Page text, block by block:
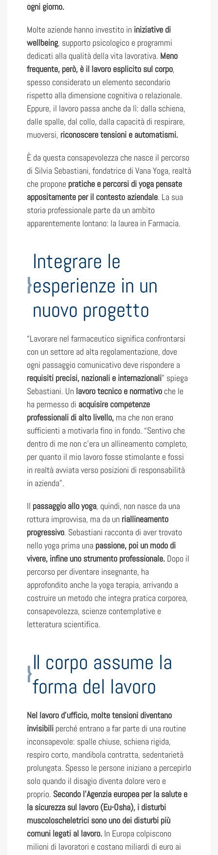
ogni giorno.
Molte aziende hanno investito in iniziative di
wellbeing, supporto psicologico e programmi
dedicati alla qualità della vita lavorativa. Meno
frequente, però, è il lavoro esplicito sul corpo,
spesso considerato un elemento secondario
rispetto alla dimensione cognitiva o relazionale.
Eppure, il lavoro passa anche da lì: dalla schiena,
dalle spalle, dal collo, dalla capacità di respirare,
muoversi, riconoscere tensioni e automatismi.
È da questa consapevolezza che nasce il percorso
di Silvia Sebastiani, fondatrice di Vana Yoga, realtà
che propone pratiche e percorsi di yoga pensate
appositamente per il contesto aziendale. La sua
storia professionale parte da un ambito
apparentemente lontano: la laurea in Farmacia.
Integrare le
esperienze in un
nuovo progetto
“Lavorare nel farmaceutico significa confrontarsi
con un settore ad alta regolamentazione, dove
ogni passaggio comunicativo deve rispondere a
requisiti precisi, nazionali e internazionali” spiega
Sebastiani. Un lavoro tecnico e normativo che le
ha permesso di acquisire competenze
professionali di alto livello, ma che non erano
sufficienti a motivarla fino in fondo. “Sentivo che
dentro di me non c’era un allineamento completo,
per quanto il mio lavoro fosse stimolante e fossi
in realtà avviata verso posizioni di responsabilità
in azienda”.
Il passaggio allo yoga, quindi, non nasce da una
rottura improvvisa, ma da un riallineamento
progressivo. Sebastiani racconta di aver trovato
nello yoga prima una passione, poi un modo di
vivere, infine uno strumento professionale. Dopo il
percorso per diventare insegnante, ha
approfondito anche la yoga terapia, arrivando a
costruire un metodo che integra pratica corporea,
consapevolezza, scienze contemplative e
letteratura scientifica.
Il corpo assume la
forma del lavoro
Nel lavoro d’ufficio, molte tensioni diventano
invisibili perché entrano a far parte di una routine
inconsapevole: spalle chiuse, schiena rigida,
respiro corto, mandibola contratta, sedentarietà
prolungata. Spesso le persone iniziano a percepirlo
solo quando il disagio diventa dolore vero e
proprio. Secondo l’Agenzia europea per la salute e
la sicurezza sul lavoro (Eu-Osha), i disturbi
muscoloscheletrici sono uno dei disturbi più
comuni legati al lavoro. In Europa colpiscono
milioni di lavoratori e costano miliardi di euro ai